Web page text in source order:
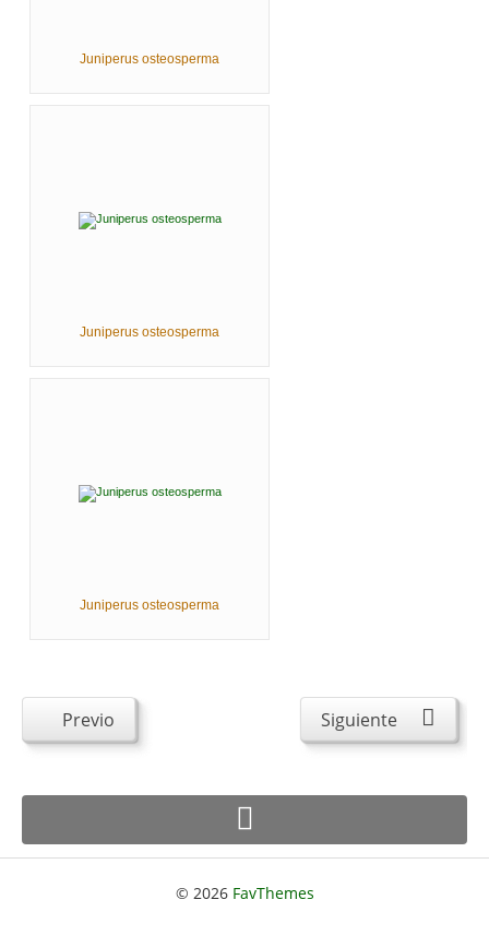
Juniperus osteosperma
Juniperus osteosperma
Juniperus osteosperma
Previo Siguiente
© 2026 FavThemes